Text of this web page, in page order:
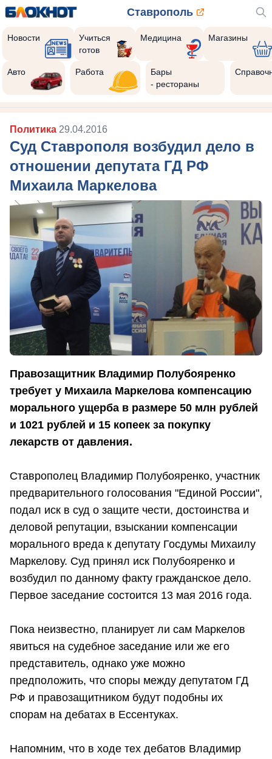
Ставрополь
Новости
Учиться
готов
Медицина Магазины
Авто Работа
Бары
- рестораны
Политика 29.04.2016
Суд Ставрополя возбудил дело в
отношении депутата ГД РФ
Михаила Маркелова
Правозащитник Владимир Полубояренко
требует у Михаила Маркелова компенсацию
морального ущерба в размере 50 млн рублей
и 1021 рублей и 15 копеек за покупку
лекарств от давления.
Ставрополец Владимир Полубояренко, участник
предварительного голосования "Единой России",
подал иск в суд о защите чести, достоинства и
деловой репутации, взыскании компенсации
морального вреда к депутату Госдумы Михаилу
Маркелову. Суд принял иск Полубояренко и
возбудил по данному факту гражданское дело.
Первое заседание состоится 13 мая 2016 года.
Пока неизвестно, планирует ли сам Маркелов
явиться на судебное заседание или же его
представитель, однако уже можно
предположить, что споры между депутатом ГД
РФ и правозащитником будут подобны их
спорам на дебатах в Ессентуках.
Напомним, что в ходе тех дебатов Владимир